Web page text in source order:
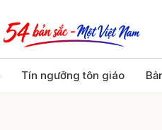
Tín ngưỡng tôn giáoGửi